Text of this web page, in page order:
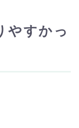
やすかっ